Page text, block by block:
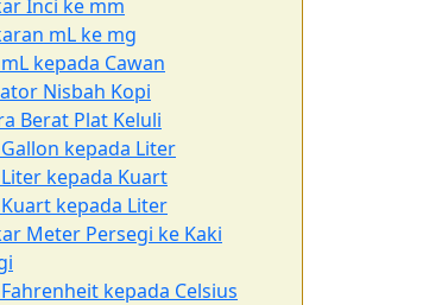
Inci ke mm
mL ke mg
kepada Cawan
Nisbah Kopi
Berat Plat Keluli
kepada Liter
kepada Kuart
kepada Liter
Meter Persegi ke Kaki
kepada Celsius